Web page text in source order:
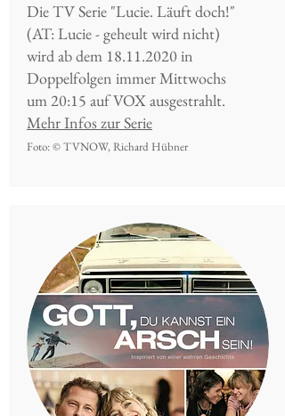
Die TV Serie "Lucie. Läuft doch!"
(AT: Lucie - geheult wird nicht)
wird ab dem 18.11.2020in
Doppelfolgen immer Mittwochs
um 20:15 auf VOX ausgestrahlt.
Mehr Infos zur Serie
Foto: © TVNOW, Richard Hübner